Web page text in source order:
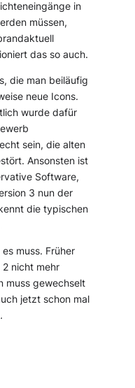
in
müssen,
das so auch.
die man beiläufig
neue Icons.
wurde dafür
sein, die alten
Ansonsten ist
Software,
3 nun der
die typischen
muss. Früher
nicht mehr
muss gewechselt
jetzt schon mal